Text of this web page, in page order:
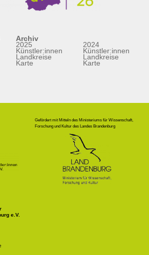
Archiv
2025
Künstler:innen
Landkreise
Karte
2024
Künstler:innen
Landkreise
Karte
Gefördert mit Mitteln des Ministeriums für Wissenschaft,
Forschung und Kultur des Landes Brandenburg
e.V.